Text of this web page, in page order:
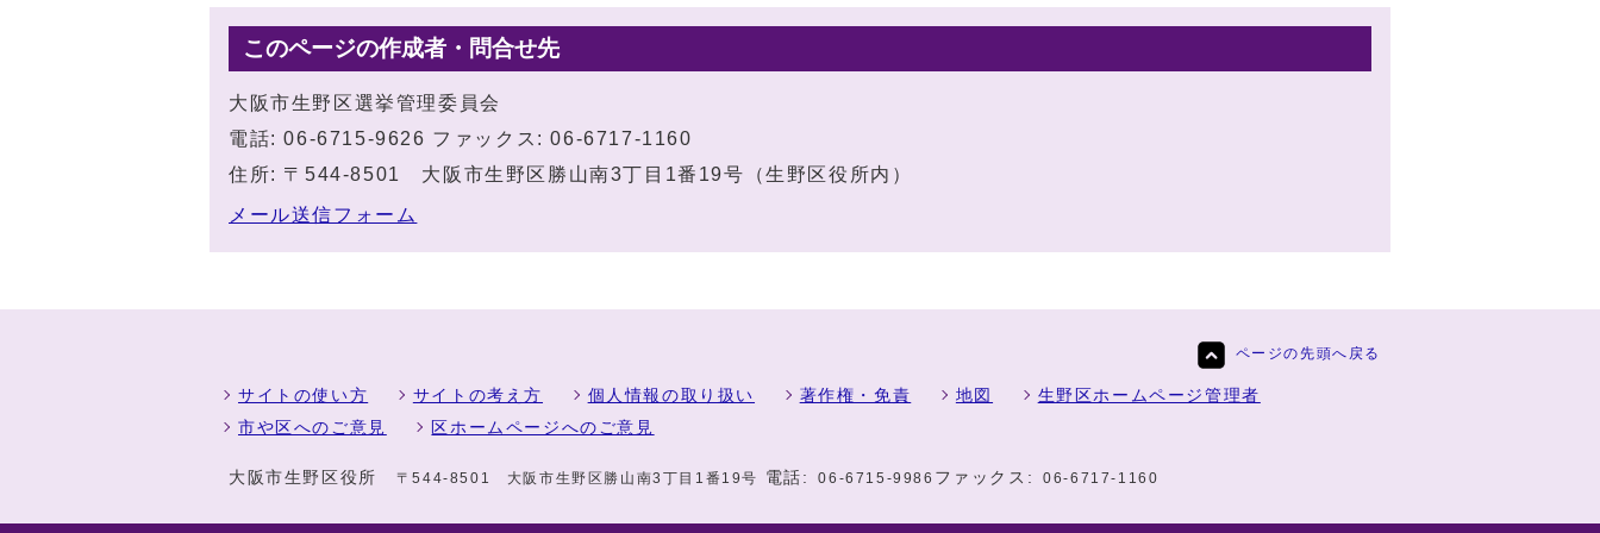
このページの作成者・問合せ先
大阪市生野区選挙管理委員会
電話: 06-6715-9626 ファックス: 06-6717-1160
住所: 〒544-8501 大阪市生野区勝山南3丁目1番19号（生野区役所内）
メール送信フォーム
ページの先頭へ戻る
サイトの使い方 サイトの考え方 個人情報の取り扱い 著作権・免責 地図
生野区ホームページ管理者
市や区へのご意見
区ホームページへのご意見
大阪市生野区役所 〒544-8501 大阪市生野区勝山南3丁目1番19号 電話: 06-6715-9986 ファックス: 06-6717-1160